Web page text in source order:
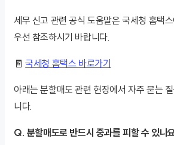
세무 신고 관련 공식 도움말은 국세청 홈택
우선 참조하시기 바랍니다.
🧾국세청 홈택스 바로가기
아래는 분할매도 관련 현장에서 자주 묻는
니다.
Q. 분할매도로 반드시 중과를 피할 수 있나